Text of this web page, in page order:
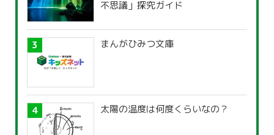
不思議」探究ガイド
まんがひみつ文庫
太陽の温度は何度くらいなの？